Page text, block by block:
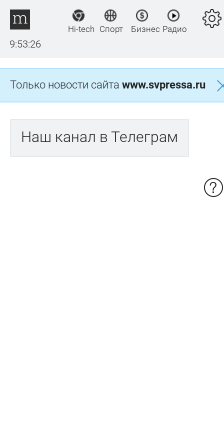
9:53:26
Hi-tech Спорт Бизнес Радио
Только новости сайта www.svpressa.ru
Наш канал в Телеграм